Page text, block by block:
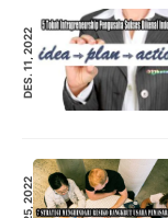
DES. 11, 2022